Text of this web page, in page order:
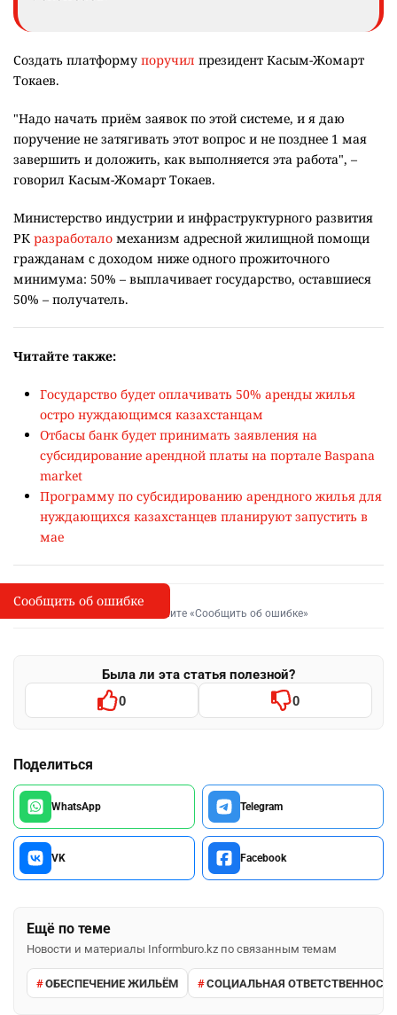
Создать платформу поручил президент Касым-Жомарт
Токаев.
"Надо начать приём заявок по этой системе, и я даю
поручение не затягивать этот вопрос и не позднее 1 мая
завершить и доложить, как выполняется эта работа", –
говорил Касым-Жомарт Токаев.
Министерство индустрии и инфраструктурного развития
РК разработало механизм адресной жилищной помощи
гражданам с доходом ниже одного прожиточного
минимума: 50% – выплачивает государство, оставшиеся
50% – получатель.
Читайте также:
Государство будет оплачивать 50% аренды жилья
остро нуждающимся казахстанцам
Отбасы банк будет принимать заявления на
субсидирование арендной платы на портале Baspana
market
Программу по субсидированию арендного жилья для
нуждающихся казахстанцев планируют запустить в
мае
I
Сообщить об опечатке
Выделите фрагмент и нажмите «Сообщить об ошибке»
Была ли эта статья полезной?
0 0
Поделиться
WhatsApp Telegram
VK Facebook
Ещё по теме
Новости и материалы Informburo.kz по связанным темам
ОБЕСПЕЧЕНИЕ ЖИЛЬЁМ СОЦИАЛЬНАЯ
Сообщить об ошибке